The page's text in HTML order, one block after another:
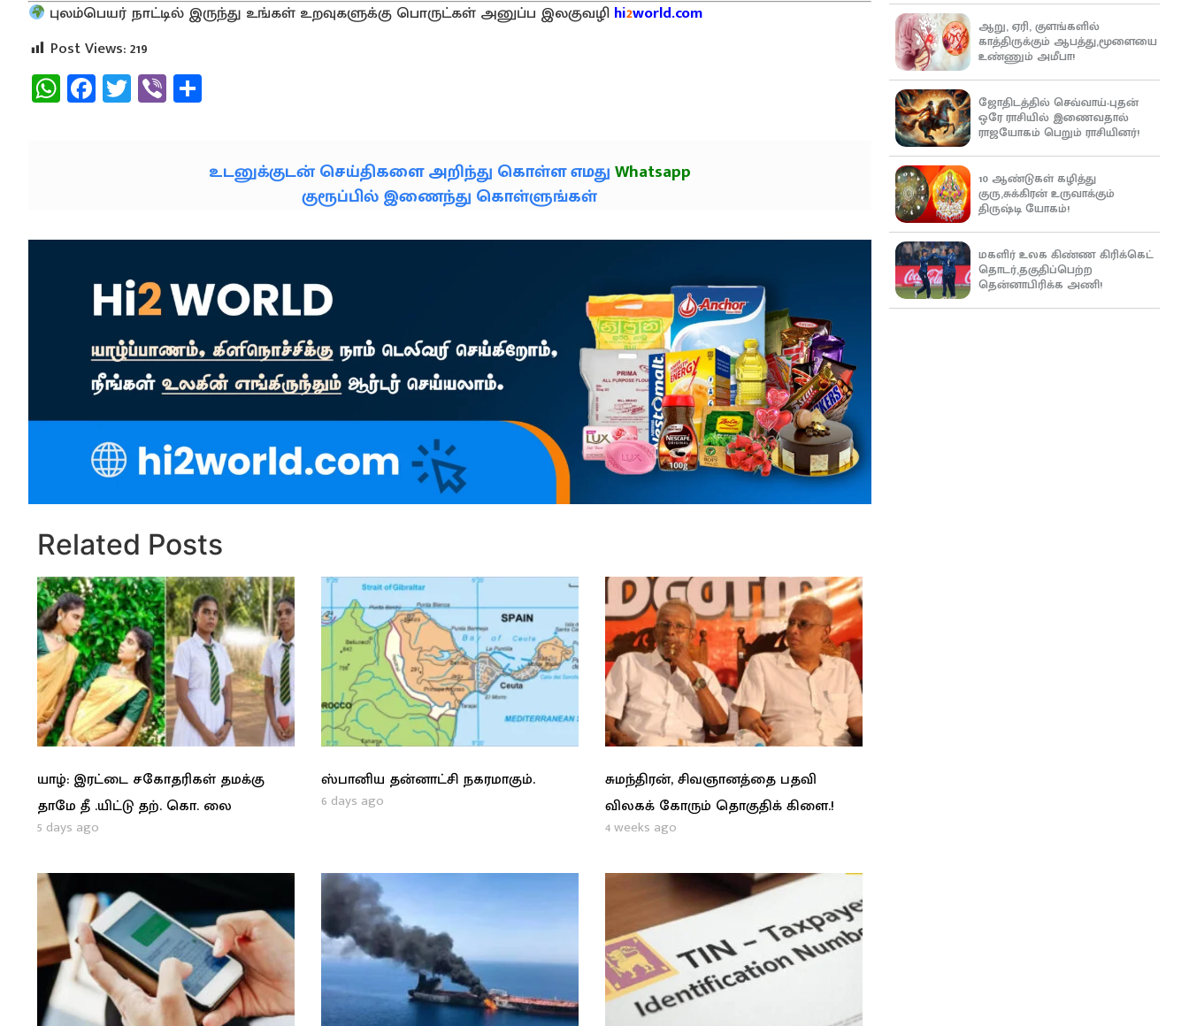
புலம்பெயர் நாட்டில் இருந்து உங்கள் உறவுகளுக்கு பொருட்கள் அனுப்ப இலகுவழி hi2world.com
Post Views:219
WhatsApp
Facebook
Twitter
Viber
உடனுக்குடன் செய்திகளை அறிந்து கொள்ள எமதுWhatsapp
குரூப்பில் இணைந்து கொள்ளுங்கள்
Related Posts
யாழ்: இரட்டை சகோதரிகள் தமக்கு
தாமே தீ .யிட்டு தற். கொ. லை
5 days ago
ஸ்பானிய தன்னாட்சி நகரமாகும்.
6 days ago
சுமந்திரன், சிவஞானத்தை பதவி
விலகக் கோரும் தொகுதிக் கிளை.!
4 weeks ago
ஆறு, ஏரி, குளங்களில்
காத்திருக்கும் ஆபத்து,மூளையை
உண்ணும் அமீபா!
ஜோதிடத்தில் செவ்வாய்-புதன்
ஒரே ராசியில் இணைவதால்
ராஜயோகம் பெறும் ராசியினர்!
10 ஆண்டுகள் கழித்து
குரு,சுக்கிரன் உருவாக்கும்
திருஷ்டி யோகம்!
மகளிர் உலக கிண்ண கிரிக்கெட்
தொடர்,தகுதிப்பெற்ற
தென்னாபிரிக்க அணி!